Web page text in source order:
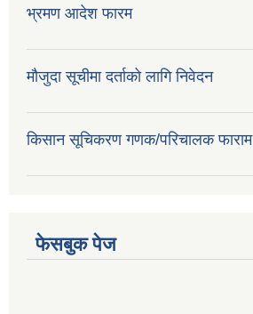
भ्रमण आदेश फारम
मौजुदा सूचीमा दर्ताको लागि निवेदन
किसान सूचिकरण गणक/परिचालक फाराम
फेसबुक पेज